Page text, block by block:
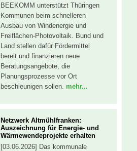
BEEKOMM unterstützt Thüringen
Kommunen beim schnelleren
Ausbau von Windenergie und
Freiflächen-Photovoltaik. Bund und
Land stellen dafür Fördermittel
bereit und finanzieren neue
Beratungsangebote, die
Planungsprozesse vor Ort
beschleunigen sollen. mehr...
Netzwerk Altmühlfranken:
Auszeichnung für Energie- und
Wärmewendeprojekte erhalten
[03.06.2026] Das kommunale